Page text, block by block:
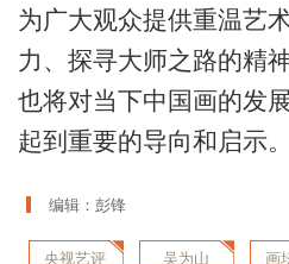
为广大观众提供重温艺
力、探寻大师之路的精
也将对当下中国画的发
起到重要的导向和启示。
编辑：彭锋
央视艺评 吴为山 画